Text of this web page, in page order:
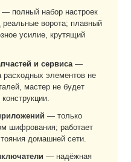
— полный набор настроек
реальные ворота; плавный
усилие, крутящий
и сервиса—
элементов не
мастер не будет
— только
шифрования; работает
домашней сети.
— надёжная